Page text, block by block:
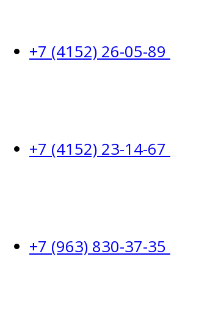
+7 (4152) 26-05-89
+7 (4152) 23-14-67
+7 (963) 830-37-35